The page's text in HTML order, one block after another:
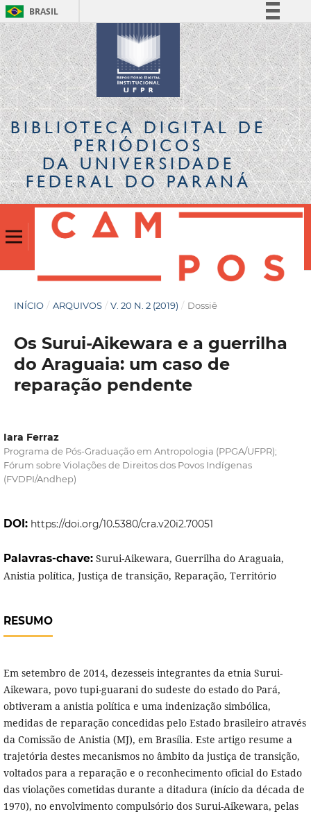
BRASIL
Simplifique!
Comunica BR
Participe
Acesso à informação
Legislação
Canais
BIBLIOTECA DIGITALDE
PERIÓDICOS
DA UNIVERSIDADE
FEDERAL DO PARANÁ
INÍCIO / ARQUIVOS / V. 20 N. 2 (2019) / Dossiê
Os Surui-Aikewara e a guerrilha
do Araguaia: um caso de
reparação pendente
Iara Ferraz
Programa de Pós-Graduação em Antropologia (PPGA/UFPR);
Fórum sobre Violações de Direitos dos Povos Indígenas
(FVDPI/Andhep)
DOI: https://doi.org/10.5380/cra.v20i2.70051
Palavras-chave: Surui-Aikewara, Guerrilha do Araguaia,
Anistia política, Justiça de transição, Reparação, Território
RESUMO
Em setembro de 2014, dezesseis integrantes da etnia Surui-
Aikewara, povo tupi-guarani do sudeste do estado do Pará,
obtiveram a anistia política e uma indenização simbólica,
medidas de reparação concedidas pelo Estado brasileiro através
da Comissão de Anistia (MJ), em Brasília. Este artigo resume a
trajetória destes mecanismos no âmbito da justiça de transição,
voltados para a reparação e o reconhecimento oficial do Estado
das violações cometidas durante a ditadura (início da década de
1970), no envolvimento compulsório dos Surui-Aikewara, pelas